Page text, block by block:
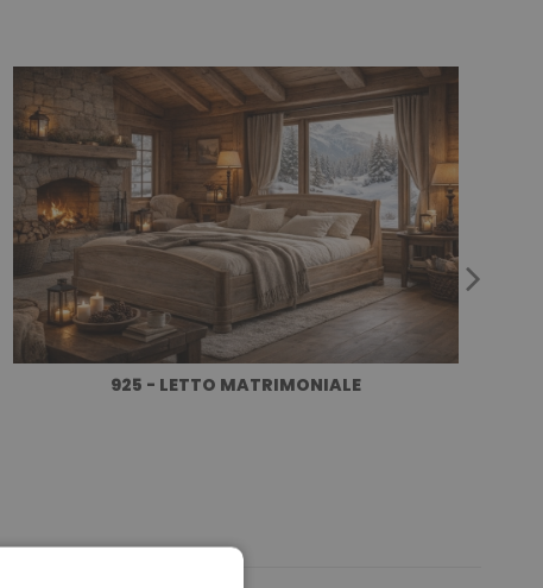
925 - LETTO MATRIMONIALE